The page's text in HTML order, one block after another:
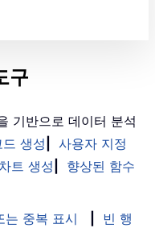
구
기반으로 데이터 분석
드 생성
사용자 지정
트 생성
향상된 함수
는 중복 표시
빈 행